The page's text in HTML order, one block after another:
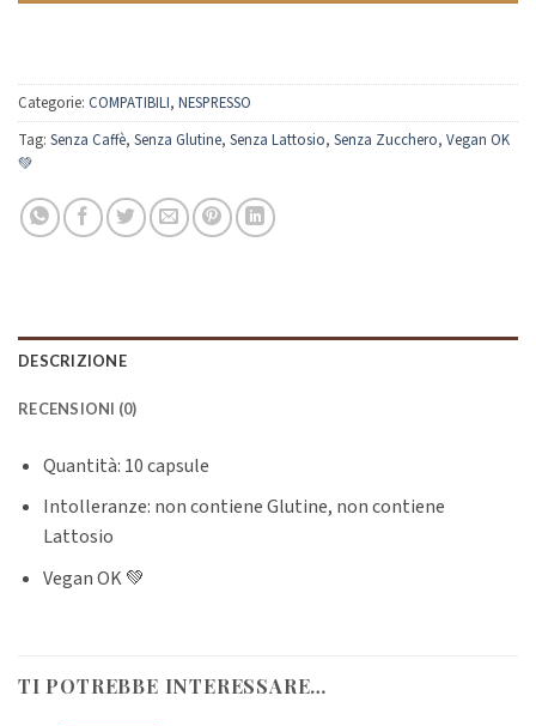
Categorie: COMPATIBILI, NESPRESSO
Tag: Senza Caffè, Senza Glutine, Senza Lattosio, Senza Zucchero, Vegan OK
💚
DESCRIZIONE
RECENSIONI (0)
Quantità: 10 capsule
Intolleranze: non contiene Glutine, non contiene
Lattosio
Vegan OK 💚
TI POTREBBE INTERESSARE…